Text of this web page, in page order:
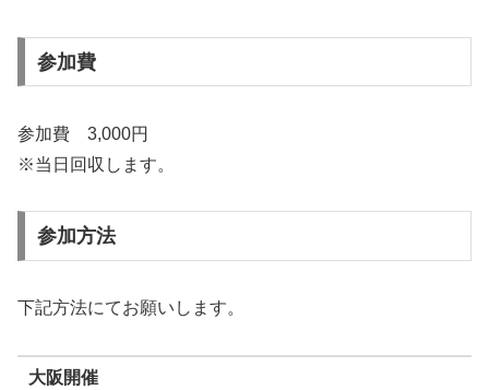
参加費
参加費 3,000円
※当日回収します。
参加方法
下記方法にてお願いします。
大阪開催